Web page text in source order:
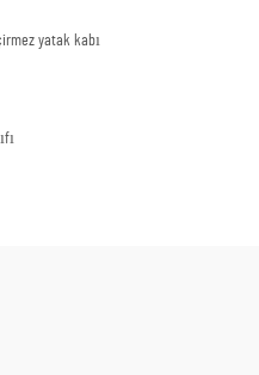
yatak kabı